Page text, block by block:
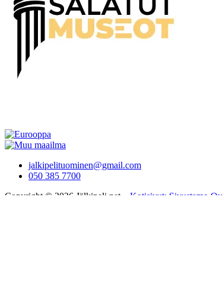
jalkipelituominen@gmail.com
050 385 7700
Copyright © 2026 Jälkipeli.net – Kotisivut: Sivustamo Oy